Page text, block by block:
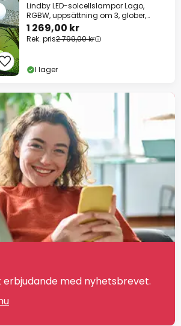
Lindby LED-solcellslampor Lago,
RGBW, uppsättning om 3, glober,
jordspett
1 269,00 kr
Rek. pris2 799,00 kr
I lager
erbjudande med nyhetsbrevet.